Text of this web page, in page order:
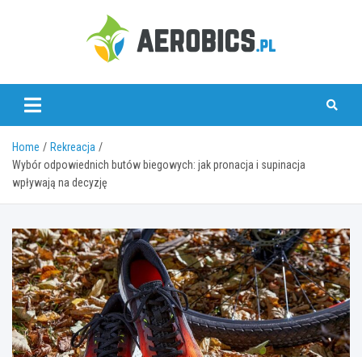
aerobics.pl
Home
Rekreacja
Wybór odpowiednich butów biegowych: jak pronacja i supinacja
wpływają na decyzję